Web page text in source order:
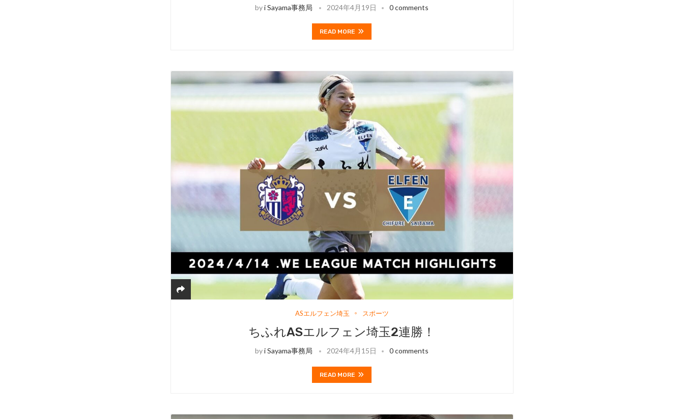
byi Sayama事務局 2024年4月19日 0 comments
READ MORE
ASエルフェン埼玉 スポーツ
ちふれASエルフェン埼玉2連勝！
byi Sayama事務局 2024年4月15日 0 comments
READ MORE